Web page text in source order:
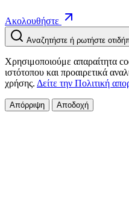
Ακολουθήστε
Αναζητήστε ή ρωτήστε
Χρησιμοποιούμε απαραίτητα
ιστότοπου και προαιρετικά
χρήσης. Δείτε την Πολιτική
Απόρριψη Αποδοχή